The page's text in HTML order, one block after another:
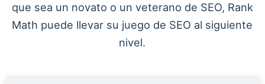
que sea un novato o un veterano de SEO, Rank
Math puede llevar su juego de SEO al siguiente
nivel.